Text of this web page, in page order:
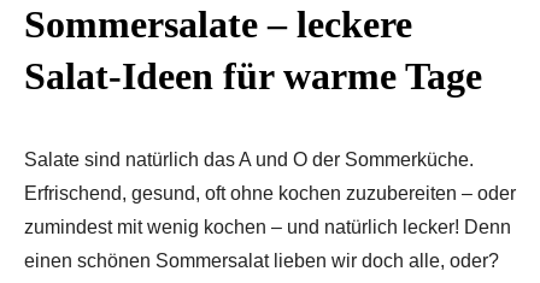
Sommersalate – leckere
Salat-Ideen für warme Tage
Salate sind natürlich das A und O der Sommerküche.
Erfrischend, gesund, oft ohne kochen zuzubereiten – oder
zumindest mit wenig kochen – und natürlich lecker! Denn
einen schönen Sommersalat lieben wir doch alle, oder?